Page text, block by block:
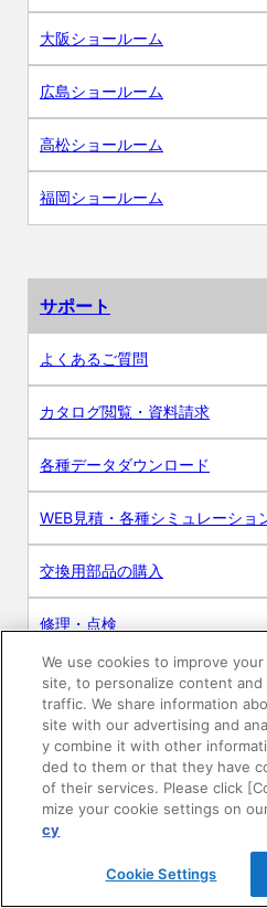
大阪ショールーム
広島ショールーム
高松ショールーム
福岡ショールーム
サポート
よくあるご質問
カタログ閲覧・資料請求
各種データダウンロード
WEB見積・各種シミュレーショ
交換用部品の購入
修理・点検
お問い合わせ
ログイン
建築・設計関係者様向けサイト
ユーザー登録サービス
WEB見積システム
We use cookies to improve
site, to personalize content and
traffic. We share information
site with our advertising and
y combine it with other
ded to them or that they have
of their services. Please click
mize your cookie settings on
cy
Cookie Settings